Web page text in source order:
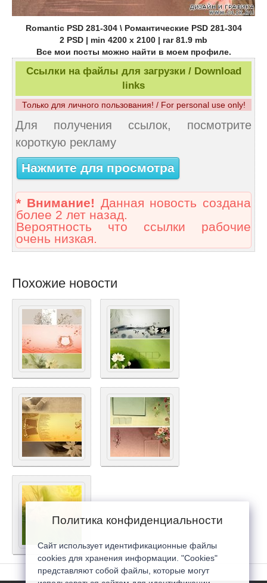
Romantic PSD 281-304 \ Романтические PSD 281-304
2 PSD | min 4200 x 2100 | rar 81.9 mb
Все мои посты можно найти в моем профиле.
Ссылки на файлы для загрузки / Download
links
Только для личного пользования! / For personal use only!
Для получения ссылок, посмотрите
короткую рекламу
Нажмите для просмотра
* Внимание! Данная новость создана
более 2 лет назад.
Вероятность что ссылки рабочие
очень низкая.
Похожие новости
Политика конфиденциальности
Сайт использует идентификационные файлы
cookies для хранения информации. "Cookies"
представляют собой файлы, которые могут